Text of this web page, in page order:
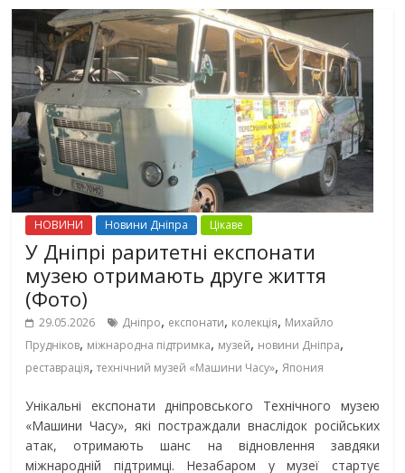
НОВИНИ Новини Дніпра Цікаве
У Дніпрі раритетні експонати
музею отримають друге життя
(Фото)
29.05.2026 Дніпро, експонати, колекція, Михайло
Прудніков, міжнародна підтримка, музей, новини Дніпра,
реставрація,технічний музей «Машини Часу»,Япония
Унікальні експонати дніпровського Технічного музею
«Машини Часу», які постраждали внаслідок російських
атак, отримають шанс на відновлення завдяки
міжнародній підтримці. Незабаром у музеї стартує